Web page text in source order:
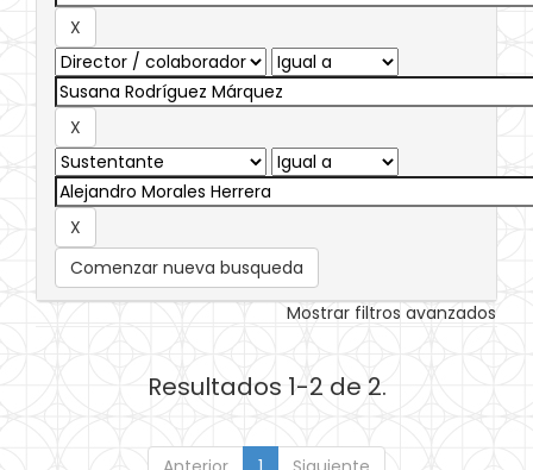
Comenzar nueva busqueda
Mostrar filtros avanzados
Resultados 1-2 de 2.